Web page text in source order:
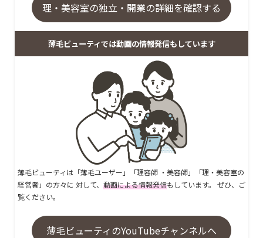
理・美容室の独立・開業の詳細を確認する
薄毛ビューティでは動画の情報発信もしています
薄毛ビューティは「薄毛ユーザー」「理容師 ・美容師」「理・美容室の
経営者」の方々に 対して、 動画による情報発信もしています。 ぜひ、ご
覧ください。
薄毛ビューティのYouTubeチャンネルへ